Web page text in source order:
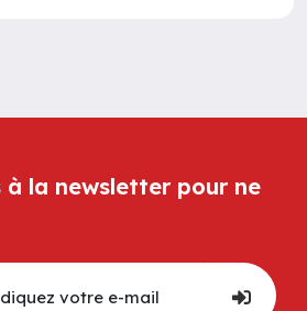
à la newsletter pour ne